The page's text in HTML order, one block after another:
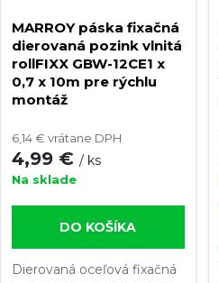
e
p
r
o
d
u
p
r
o
d
MARROY páska fixačná
dierovaná pozink vlnitá
rollFIXX GBW-12CE1 x
0,7 x 10m pre rýchlu
montáž
6,14 € vrátane DPH
4,99 € / ks
Na sklade
DO KOŠÍKA
Dierovaná oceľová fixačná